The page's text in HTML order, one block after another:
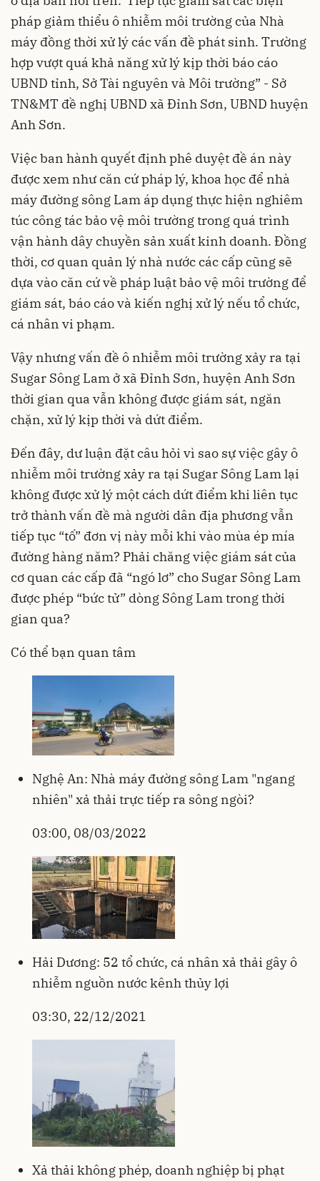
pháp giảm thiểu ô nhiễm môi trường của Nhà
máy đồng thời xử lý các vấn đề phát sinh. Trường
hợp vượt quá khả năng xử lý kịp thời báo cáo
UBND tỉnh, Sở Tài nguyên và Môi trường” - Sở
TN&MT đề nghị UBND xã Đỉnh Sơn, UBND huyện
Anh Sơn.
Việc ban hành quyết định phê duyệt đề án này
được xem như căn cứ pháp lý, khoa học để nhà
máy đường sông Lam áp dụng thực hiện nghiêm
túc công tác bảo vệ môi trường trong quá trình
vận hành dây chuyền sản xuất kinh doanh. Đồng
thời, cơ quan quản lý nhà nước các cấp cũng sẽ
dựa vào căn cứ về pháp luật bảo vệ môi trường để
giám sát, báo cáo và kiến nghị xử lý nếu tổ chức,
cá nhân vi phạm.
Vậy nhưng vấn đề ô nhiễm môi trường xảy ra tại
Sugar Sông Lam ở xã Đỉnh Sơn, huyện Anh Sơn
thời gian qua vẫn không được giám sát, ngăn
chặn, xử lý kịp thời và dứt điểm.
Đến đây, dư luận đặt câu hỏi vì sao sự việc gây ô
nhiễm môi trường xảy ra tại Sugar Sông Lam lại
không được xử lý một cách dứt điểm khi liên tục
trở thành vấn đề mà người dân địa phương vẫn
tiếp tục “tố” đơn vị này mỗi khi vào mùa ép mía
đường hàng năm? Phải chăng việc giám sát của
cơ quan các cấp đã “ngó lơ” cho Sugar Sông Lam
được phép “bức tử” dòng Sông Lam trong thời
gian qua?
Có thể bạn quan tâm
Nghệ An: Nhà máy đường sông Lam "ngang
nhiên" xả thải trực tiếp ra sông ngòi?
03:00, 08/03/2022
Hải Dương: 52 tổ chức, cá nhân xả thải gây ô
nhiễm nguồn nước kênh thủy lợi
03:30, 22/12/2021
Xả thải không phép, doanh nghiệp bị phạt